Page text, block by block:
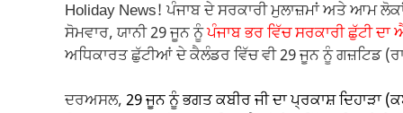
Holiday News! ਪੰਜਾਬ ਦੇ ਸਰਕਾਰੀ ਮੁਲਾਜ਼ਮਾਂ ਅਤੇ ਆਮ
ਸੋਮਵਾਰ, ਯਾਨੀ 29 ਜੂਨ ਨੂੰਪੰਜਾਬ ਭਰ ਵਿੱਚ ਸਰਕਾਰੀ ਛੁੱਟੀ ਦਾ
ਅਧਿਕਾਰਤ ਛੁੱਟੀਆਂ ਦੇ ਕੈਲੰਡਰ ਵਿੱਚ ਵੀ 29 ਜੂਨ ਨੂੰ ਗਜ਼ਟਿਡ
ਦਰਅਸਲ, 29 ਜੂਨ ਨੂੰ ਭਗਤ ਕਬੀਰ ਜੀ ਦਾ ਪ੍ਰਕਾਸ਼ ਦਿਹਾੜਾ